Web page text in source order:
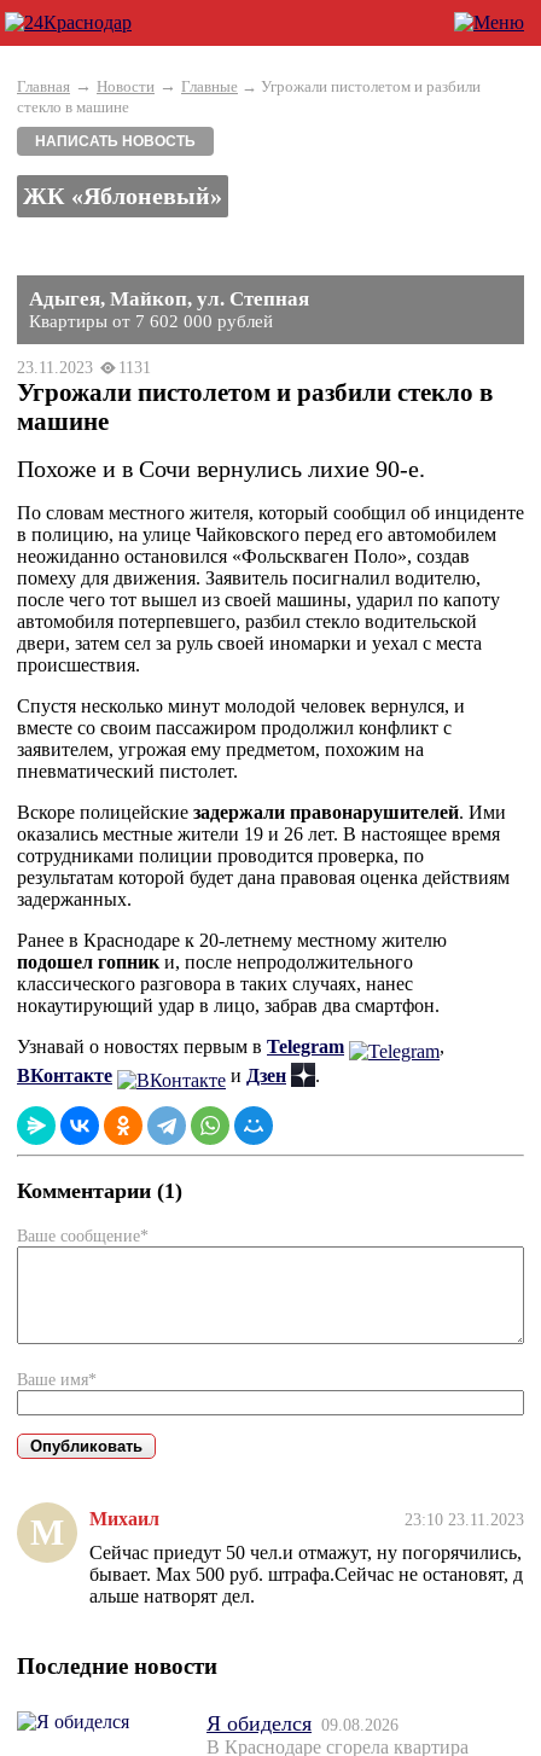
Главная → Новости → Главные → Угрожали пистолетом и разбили
стекло в машине
НАПИСАТЬ НОВОСТЬ
ЖК «Яблоневый»
Адыгея, Майкоп, ул. Степная
Квартиры от 7 602 000 рублей
23.11.2023 1131
Угрожали пистолетом и разбили стекло в
машине
Похоже и в Сочи вернулись лихие 90-е.
По словам местного жителя, который сообщил об инциденте
в полицию, на улице Чайковского перед его автомобилем
неожиданно остановился «Фольскваген Поло», создав
помеху для движения. Заявитель посигналил водителю,
после чего тот вышел из своей машины, ударил по капоту
автомобиля потерпевшего, разбил стекло водительской
двери, затем сел за руль своей иномарки и уехал с места
происшествия.
Спустя несколько минут молодой человек вернулся, и
вместе со своим пассажиром продолжил конфликт с
заявителем, угрожая ему предметом, похожим на
пневматический пистолет.
Вскоре полицейские задержали правонарушителей. Ими
оказались местные жители 19 и 26 лет. В настоящее время
сотрудниками полиции проводится проверка, по
результатам которой будет дана правовая оценка действиям
задержанных.
Ранее в Краснодаре к 20-летнему местному жителю
подошел гопник и, после непродолжительного
классического разговора в таких случаях, нанес
нокаутирующий удар в лицо, забрав два смартфон.
Узнавай о новостях первым в Telegram
,
ВКонтакте
и Дзен .
Комментарии (1)
Ваше сообщение*
Ваше имя*
М Михаил 23:10 23.11.2023
Сейчас приедут 50 чел.и отмажут, ну погорячились,
бывает. Мах 500 руб. штрафа.Сейчас не остановят, д
альше натворят дел.
Последние новости
Я обиделся 09.08.2026
В Краснодаре сгорела квартира